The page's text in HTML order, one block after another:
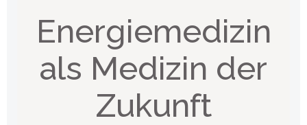
Energiemedizin
als Medizin der
Zukunft